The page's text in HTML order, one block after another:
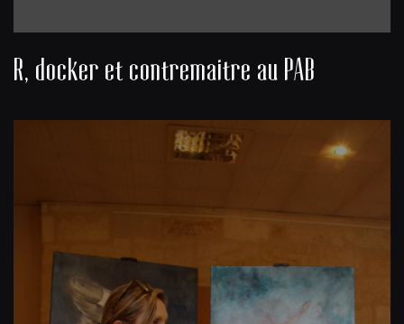
R, docker et contremaitre au PAB